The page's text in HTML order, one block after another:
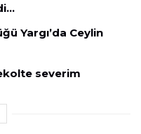
Yargı’da Ceylin
severim